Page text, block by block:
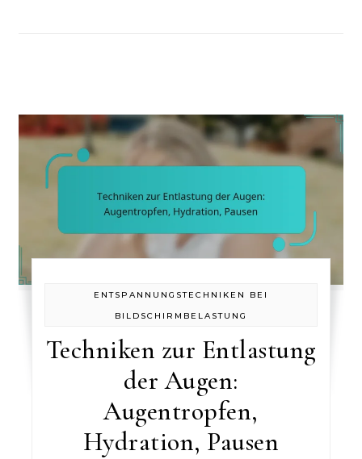
ENTSPANNUNGSTECHNIKEN BEI
BILDSCHIRMBELASTUNG
Techniken zur Entlastung
der Augen:
Augentropfen,
Hydration, Pausen